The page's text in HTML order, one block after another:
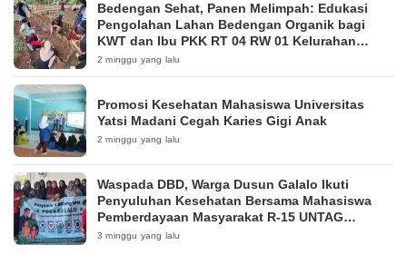
Bedengan Sehat, Panen Melimpah: Edukasi
Pengolahan Lahan Bedengan Organik bagi
KWT dan Ibu PKK RT 04 RW 01 Kelurahan
Pakintelan
2 minggu yang lalu
Promosi Kesehatan Mahasiswa Universitas
Yatsi Madani Cegah Karies Gigi Anak
2 minggu yang lalu
Waspada DBD, Warga Dusun Galalo Ikuti
Penyuluhan Kesehatan Bersama Mahasiswa
Pemberdayaan Masyarakat R-15 UNTAG
Surabaya 2026
3 minggu yang lalu